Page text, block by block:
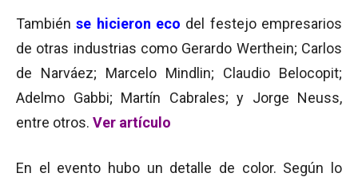
Tambiénse hicieron eco del festejo empresarios
de otras industrias como Gerardo Werthein; Carlos
de Narváez; Marcelo Mindlin; Claudio Belocopit;
Adelmo Gabbi; Martín Cabrales; y Jorge Neuss,
entre otros. Ver artículo
En el evento hubo un detalle de color. Según lo